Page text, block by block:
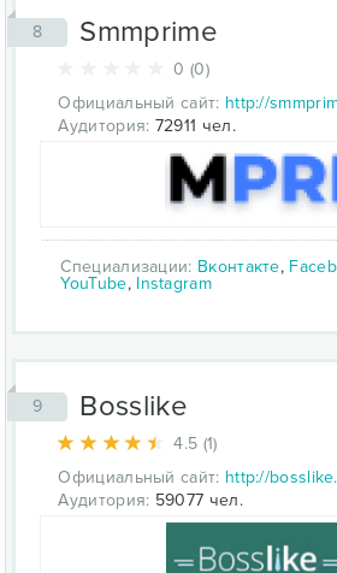
8 Smmprime
0 (0)
Официальный сайт: http://
Аудитория: 72911 чел.
Специализации: Вконтакте,
YouTube, Instagram
9 Bosslike
4.5 (1)
Официальный сайт: http://
Аудитория: 59077 чел.